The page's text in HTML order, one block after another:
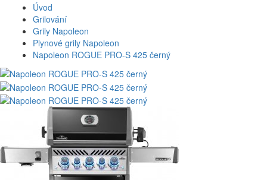
Úvod
Grilování
Grily Napoleon
Plynové grily Napoleon
Napoleon ROGUE PRO-S 425 černý